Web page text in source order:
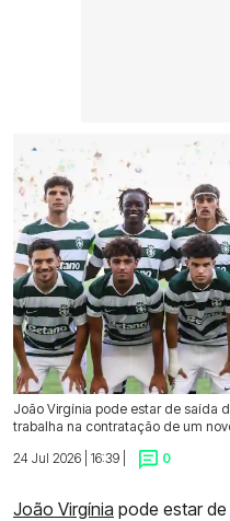
João Virgínia pode estar de saída
trabalha na contratação de um
24 Jul 2026 | 16:39 |
0
João Virgínia pode estar